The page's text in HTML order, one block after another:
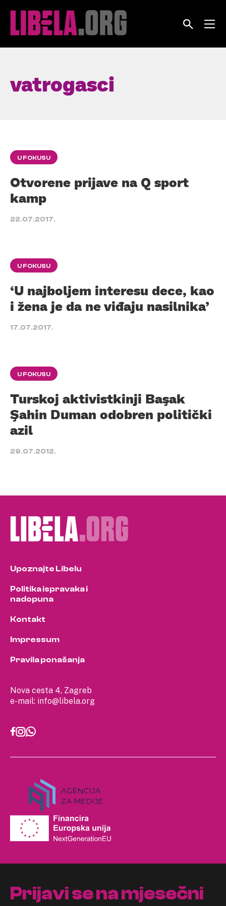
vatrogasci
U FOKUSU
Otvorene prijave na Q sport
kamp
22.07.2017.
U FOKUSU
‘U najboljem interesu dece, kao
i žena je da ne viđaju nasilnika’
17.07.2017.
U FOKUSU
Turskoj aktivistkinji Başak
Şahin Duman odobren politički
azil
29.07.2012.
Nova cesta 4, Zagreb
e-mail: info@libela.org
Upoznajte Libelu
Politika ispravaka i
nadopuna
Kontakt
Impressum
Pravila ponašanja
Prijavi se na mjesečni